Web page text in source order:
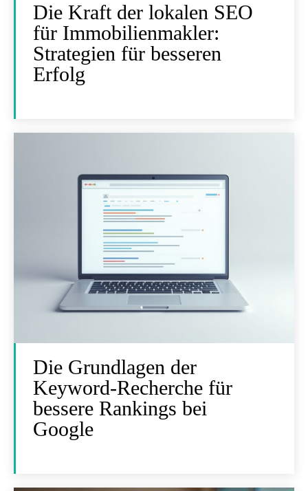
Die Kraft der lokalen SEO
für Immobilienmakler:
Strategien für besseren
Erfolg
Die Grundlagen der
Keyword-Recherche für
bessere Rankings bei
Google